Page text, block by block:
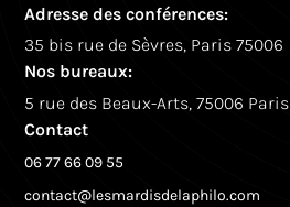
Adresse des conférences:
35 bis rue de Sèvres, Paris 75006
Nos bureaux:
5 rue des Beaux-Arts, 75006 Paris
Contact
06 77 66 09 55
contact@lesmardisdelaphilo.com